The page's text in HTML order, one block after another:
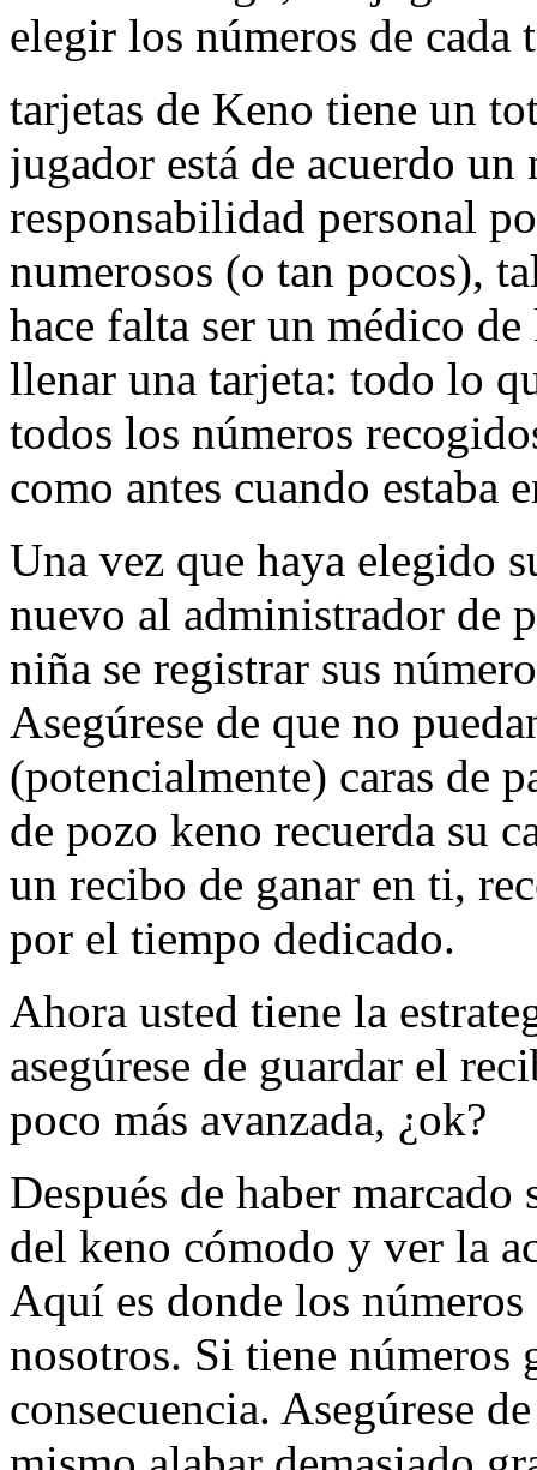
elegir los números de cada
tarjetas de Keno tiene un
jugador está de acuerdo
responsabilidad personal
numerosos (o tan pocos),
hace falta ser un médico
llenar una tarjeta: todo lo
todos los números
como antes cuando estaba
Una vez que haya elegido
nuevo al administrador de
niña se registrar sus
Asegúrese de que no
(potencialmente) caras de
de pozo keno recuerda su
un recibo de ganar en ti,
por el tiempo dedicado.
Ahora usted tiene la
asegúrese de guardar el
poco más avanzada, ¿ok?
Después de haber
del keno cómodo y ver la
Aquí es donde los números
nosotros. Si tiene números
consecuencia. Asegúrese